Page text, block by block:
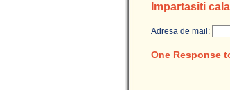
Impartasiti
Adresa de mail:
One Response